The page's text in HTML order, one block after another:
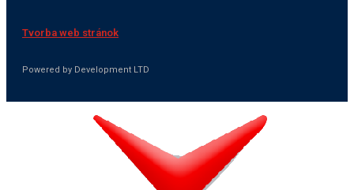
Tvorba web stránok
Powered by Development LTD